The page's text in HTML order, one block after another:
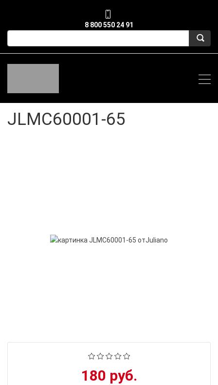
8 800 550 24 91
JLMC60001-65
180 руб.